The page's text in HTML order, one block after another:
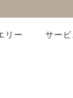
リー サー